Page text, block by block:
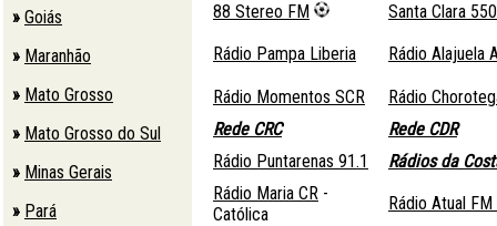
» Goiás
» Maranhão
» Mato Grosso
» Mato Grosso do Sul
» Minas Gerais
» Pará
88 Stereo FM
Santa Clara
Rádio Pampa Liberia
Rádio Alajuela
Rádio Momentos SCR
Rádio
Rede CRC
Rede CDR
Rádio Puntarenas 91.1
Rádios da
Rádio Maria CR -
Católica
Rádio Atual